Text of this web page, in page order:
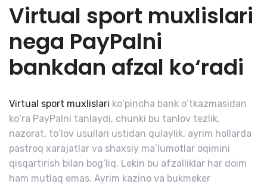
Virtual sport muxlislari
nega PayPalni
bankdan afzal ko‘radi
Virtual sport muxlislari ko‘pincha bank o‘tkazmasidan
ko‘ra PayPalni tanlaydi, chunki bu tanlov tezlik,
nazorat, to‘lov usullari ustidan qulaylik, ayrim hollarda
pastroq xarajatlar va shaxsiy ma’lumotlar oqimini
qisqartirish bilan bog‘liq. Lekin bu afzalliklar har doim
ham mutlaq emas. Ayrim kazino va bukmeker